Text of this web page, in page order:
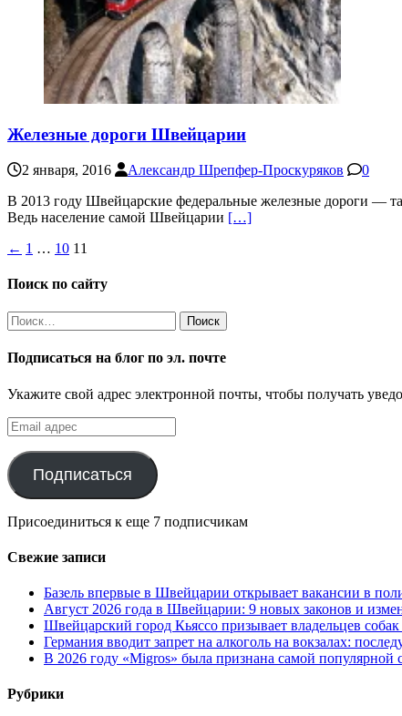
Железные дороги Швейцарии
2 января, 2016 Александр Шрепфер-Проскуряков
0
В 2013 году Швейцарские федеральные железные дороги —
Ведь население самой Швейцарии […]
Пагинация
записей
← 1 … 10 11
Поиск по сайту
Найти:
Подписаться на блог по эл. почте
Укажите свой адрес электронной почты, чтобы получать
Email
адрес
Подписаться
Присоединиться к еще 7 подписчикам
Свежие записи
Базель впервые в Швейцарии открывает вакансии в
Август 2026 года в Швейцарии: 9 новых законов и
Швейцарский город Кьяссо призывает владельцев
Германия вводит запрет на алкоголь на вокзалах:
В 2026 году «Migros» была признана самой
Рубрики